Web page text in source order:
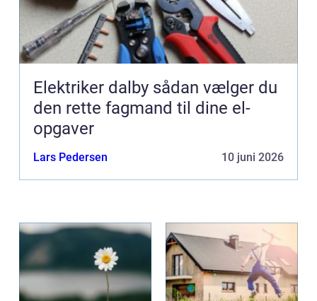
Elektriker dalby sådan vælger du
den rette fagmand til dine el-
opgaver
Lars Pedersen 10 juni 2026